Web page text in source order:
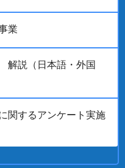
業
解説（日本語・外国
関するアンケート実施